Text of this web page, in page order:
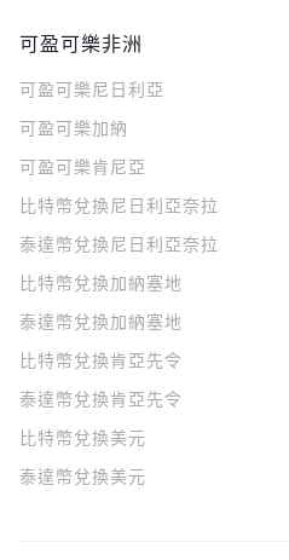
可盈可樂非洲
可盈可樂 尼日利亞
可盈可樂加納
可盈可樂肯尼亞
比特幣兌換尼日利亞奈拉
泰達幣兌換尼日利亞奈拉
比特幣兌換加納塞地
泰達幣兌換加納塞地
比特幣兌換肯亞先令
泰達幣兌換肯亞先令
比特幣兌換美元
泰達幣兌換美元